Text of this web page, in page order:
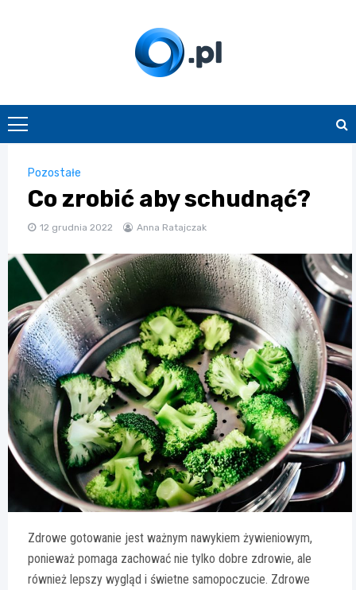
O.pl
Pozostałe
Co zrobić aby schudnąć?
12 grudnia 2022 Anna Ratajczak
Zdrowe gotowanie jest ważnym nawykiem żywieniowym,
ponieważ pomaga zachować nie tylko dobre zdrowie, ale
również lepszy wygląd i świetne samopoczucie. Zdrowe